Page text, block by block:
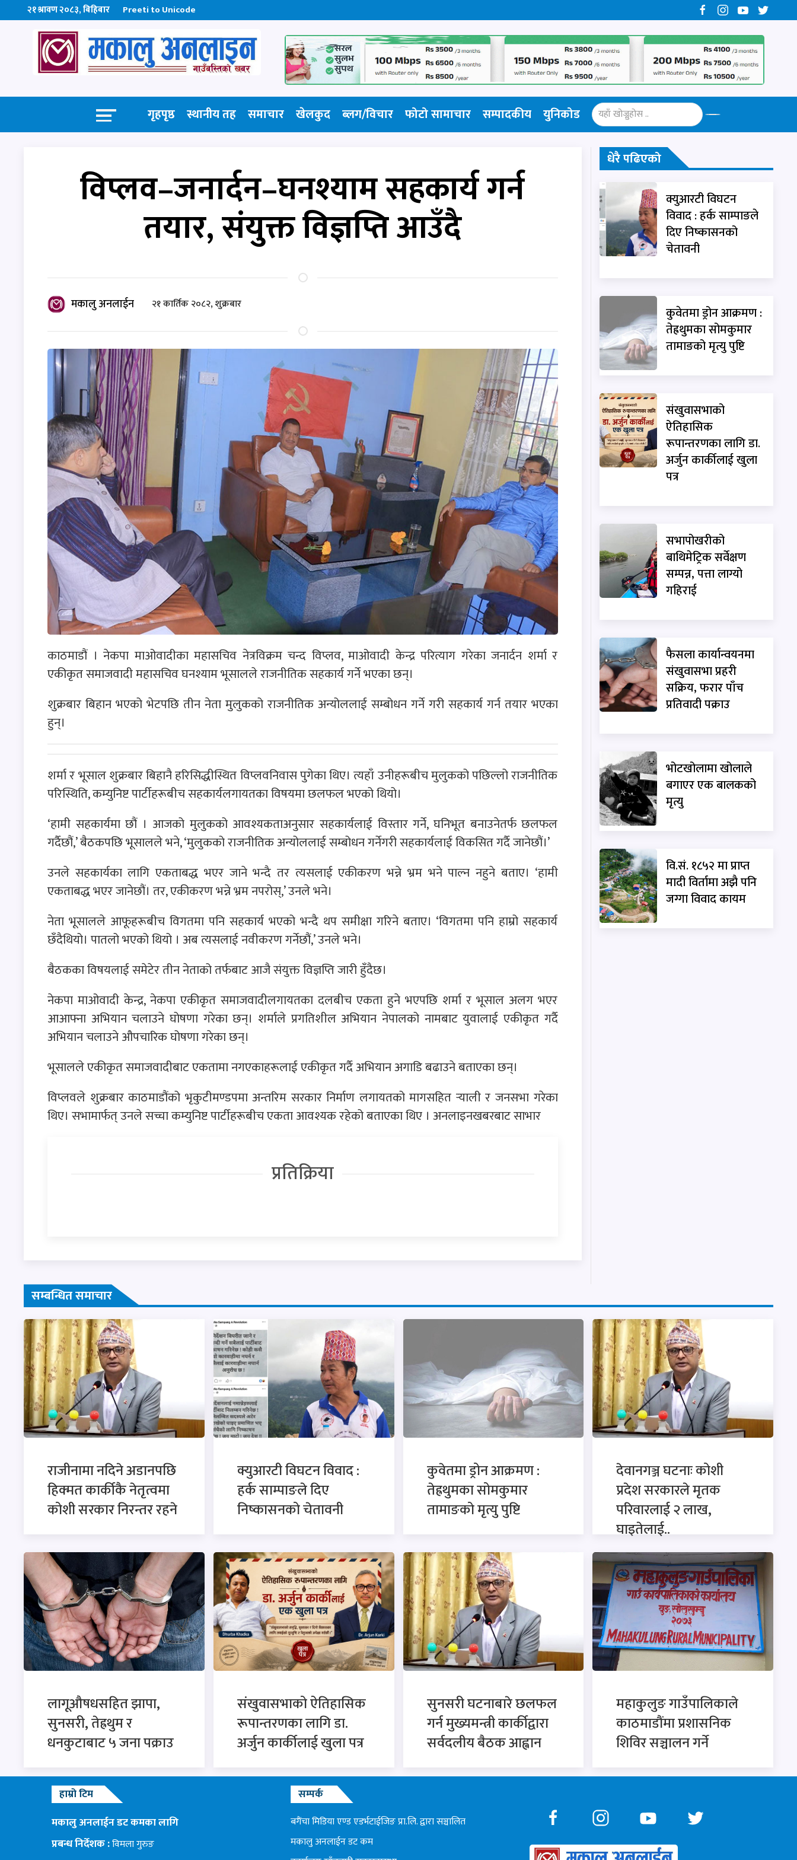
२१ श्रावण २०८३, बिहिबार Preeti to Unicode
गृहपृष्ठ स्थानीय तह समाचार खेलकुद ब्लग/विचार फोटो सामाचार​ सम्पादकीय युनिकोड
विप्लव–जनार्दन–घनश्याम सहकार्य गर्न
तयार, संयुक्त विज्ञप्ति आउँदै
मकालु अनलाईन २१ कार्तिक २०८२, शुक्रबार
काठमाडौं । नेकपा माओवादीका महासचिव नेत्रविक्रम चन्द विप्लव, माओवादी केन्द्र परित्याग गरेका जनार्दन शर्मा र
एकीकृत समाजवादी महासचिव घनश्याम भूसालले राजनीतिक सहकार्य गर्ने भएका छन्।
शुक्रबार बिहान भएको भेटपछि तीन नेता मुलुकको राजनीतिक अन्योललाई सम्बोधन गर्ने गरी सहकार्य गर्न तयार भएका
हुन्।
शर्मा र भूसाल शुक्रबार बिहानै हरिसिद्धीस्थित विप्लवनिवास पुगेका थिए। त्यहाँ उनीहरूबीच मुलुकको पछिल्लो राजनीतिक
परिस्थिति, कम्युनिष्ट पार्टीहरूबीच सहकार्यलगायतका विषयमा छलफल भएको थियो।
‘हामी सहकार्यमा छौं । आजको मुलुकको आवश्यकताअनुसार सहकार्यलाई विस्तार गर्ने, घनिभूत बनाउनेतर्फ छलफल
गर्दैछौं,’ बैठकपछि भूसालले भने, ‘मुलुकको राजनीतिक अन्योललाई सम्बोधन गर्नेगरी सहकार्यलाई विकसित गर्दै जानेछौं।’
उनले सहकार्यका लागि एकताबद्ध भएर जाने भन्दै तर त्यसलाई एकीकरण भन्ने भ्रम भने पाल्न नहुने बताए। ‘हामी
एकताबद्ध भएर जानेछौं। तर, एकीकरण भन्ने भ्रम नपरोस्,’ उनले भने।
नेता भूसालले आफूहरूबीच विगतमा पनि सहकार्य भएको भन्दै थप समीक्षा गरिने बताए। ‘विगतमा पनि हाम्रो सहकार्य
छँदैथियो। पातलो भएको थियो । अब त्यसलाई नवीकरण गर्नेछौं,’ उनले भने।
बैठकका विषयलाई समेटेर तीन नेताको तर्फबाट आजै संयुक्त विज्ञप्ति जारी हुँदैछ।
नेकपा माओवादी केन्द्र, नेकपा एकीकृत समाजवादीलगायतका दलबीच एकता हुने भएपछि शर्मा र भूसाल अलग भएर
आआफ्ना अभियान चलाउने घोषणा गरेका छन्। शर्माले प्रगतिशील अभियान नेपालको नामबाट युवालाई एकीकृत गर्दै
अभियान चलाउने औपचारिक घोषणा गरेका छन्।
भूसालले एकीकृत समाजवादीबाट एकतामा नगएकाहरूलाई एकीकृत गर्दै अभियान अगाडि बढाउने बताएका छन्।
विप्लवले शुक्रबार काठमाडौंको भृकुटीमण्डपमा अन्तरिम सरकार निर्माण लगायतको मागसहित र्‍याली र जनसभा गरेका
थिए। सभामार्फत् उनले सच्चा कम्युनिष्ट पार्टीहरूबीच एकता आवश्यक रहेको बताएका थिए । अनलाइनखबरबाट साभार
प्रतिक्रिया
धेरै पढिएको
क्युआरटी विघटन
विवाद : हर्क साम्पाङले
दिए निष्कासनको
चेतावनी
कुवेतमा ड्रोन आक्रमण :
तेह्रथुमका सोमकुमार
तामाङको मृत्यु पुष्टि
संखुवासभाको
ऐतिहासिक
रूपान्तरणका लागि डा.
अर्जुन कार्कीलाई खुला
पत्र
सभापोखरीको
बाथिमेट्रिक सर्वेक्षण
सम्पन्न, पत्ता लाग्यो
गहिराई
फैसला कार्यान्वयनमा
संखुवासभा प्रहरी
सक्रिय, फरार पाँच
प्रतिवादी पक्राउ
भोटखोलामा खोलाले
बगाएर एक बालकको
मृत्यु
वि.सं. १८५२ मा प्राप्त
मादी विर्तामा अझै पनि
जग्गा विवाद कायम
सम्बन्धित समाचार
राजीनामा नदिने अडानपछि
हिक्मत कार्कीकै नेतृत्वमा
कोशी सरकार निरन्तर रहने
क्युआरटी विघटन विवाद :
हर्क साम्पाङले दिए
निष्कासनको चेतावनी
कुवेतमा ड्रोन आक्रमण :
तेह्रथुमका सोमकुमार
तामाङको मृत्यु पुष्टि
देवानगञ्ज घटनाः कोशी
प्रदेश सरकारले मृतक
परिवारलाई २ लाख,
घाइतेलाई..
लागूऔषधसहित झापा,
सुनसरी, तेह्रथुम र
धनकुटाबाट ५ जना पक्राउ
संखुवासभाको ऐतिहासिक
रूपान्तरणका लागि डा.
अर्जुन कार्कीलाई खुला पत्र
सुनसरी घटनाबारे छलफल
गर्न मुख्यमन्त्री कार्कीद्वारा
सर्वदलीय बैठक आह्वान
महाकुलुङ गाउँपालिकाले
काठमाडौंमा प्रशासनिक
शिविर सञ्चालन गर्ने
हाम्रो टिम
मकालु अनलाईन डट कमका लागि
प्रबन्ध निर्देशक :विमला गुरुङ
सम्पर्क
बगैंचा मिडिया एण्ड एडर्भटाईजिङ प्रा.लि. द्वारा सञ्चालित
मकालु अनलाईन डट कम